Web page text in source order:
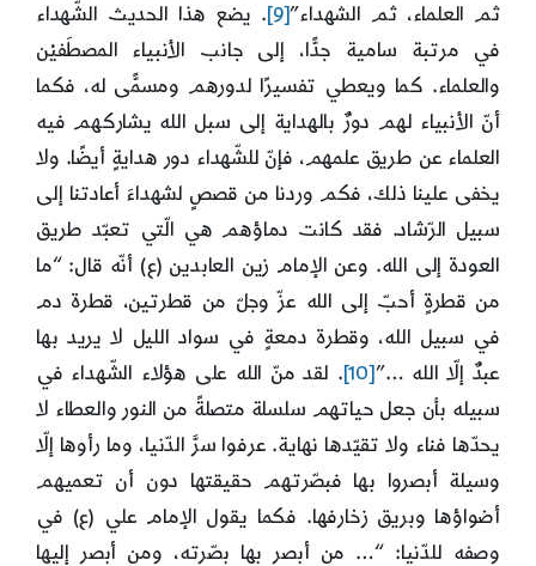
ثم العلماء، ثم الشهداء”[9]
. يضع هذا الحديث الشّهداء
في مرتبة سامية جدًّا، إلى جانب الأنبياء المصطَفيْن
والعلماء. كما ويعطي تفسيرًا لدورهم ومسمًّى له، فكما
أنّ الأنبياء لهم دورٌ بالهداية إلى سبل الله يشاركهم فيه
العلماء عن طريق علمهم، فإنّ للشّهداء دور هدايةٍ أيضًا. ولا
يخفى علينا ذلك، فكم وردنا من قصصٍ لشهداءَ أعادتنا إلى
سبيل الرّشاد. فقد كانت دماؤهم هي الّتي تعبّد طريق
العودة إلى الله. وعن الإمام زين العابدين (ع) أنّه قال: “ما
من قطرةٍ أحبّ إلى الله عزّ وجلّ من قطرتين، قطرة دم
في سبيل الله، وقطرة دمعةٍ في سواد الليل لا يريد بها
عبدٌ إلّا الله …”[10]
. لقد منّ الله على هؤلاء الشّهداء في
سبيله بأن جعل حياتهم سلسلة متصلةً من النور والعطاء لا
يحدّها فناء ولا تقيّدها نهاية. عرفوا سرَّ الدّنيا، وما رأوها إلّا
وسيلة أبصروا بها فبصّرتهم حقيقتها دون أن تعميهم
أضواؤها وبريق زخارفها. فكما يقول الإمام علي (ع) في
وصفه للدّنيا: “… من أبصر بها بصّرته، ومن أبصر إليها